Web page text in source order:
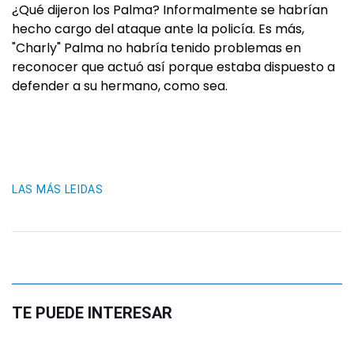
¿Qué dijeron los Palma? Informalmente se habrían
hecho cargo del ataque ante la policía. Es más,
"Charly" Palma no habría tenido problemas en
reconocer que actuó así porque estaba dispuesto a
defender a su hermano, como sea.
LAS MÁS LEIDAS
TE PUEDE INTERESAR